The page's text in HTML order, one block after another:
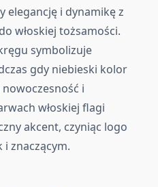
elegancję i dynamikę z
włoskiej tożsamości.
symbolizuje
gdy niebieski kolor
i
włoskiej flagi
akcent, czyniąc logo
znaczącym.